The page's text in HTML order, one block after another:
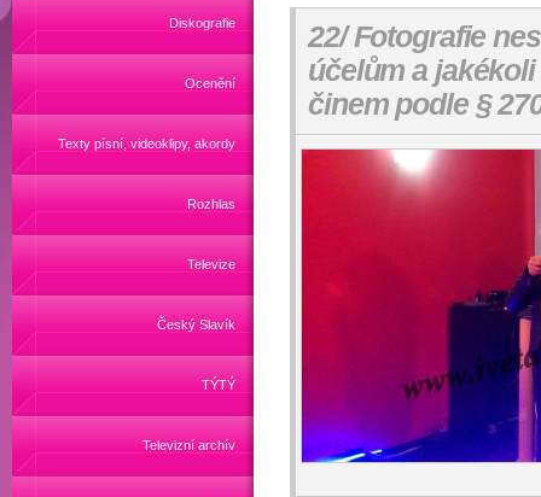
Diskografie
Ocenění
Texty písní, videoklipy, akordy
Rozhlas
Televize
Český Slavík
TÝTÝ
Televizní archív
22/ Fotografie
účelům a
činem podle §